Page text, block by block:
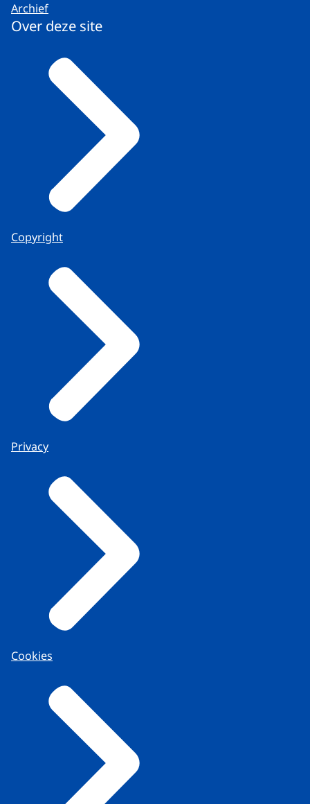
Archief
Over deze site
Copyright
Privacy
Cookies